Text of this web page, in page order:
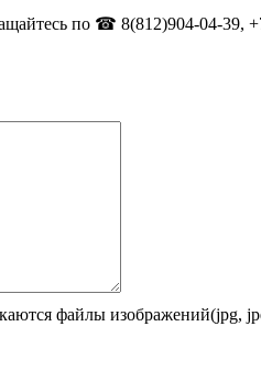
по ☎ 8(812)904-04-39,
файлы изображений(jpg,